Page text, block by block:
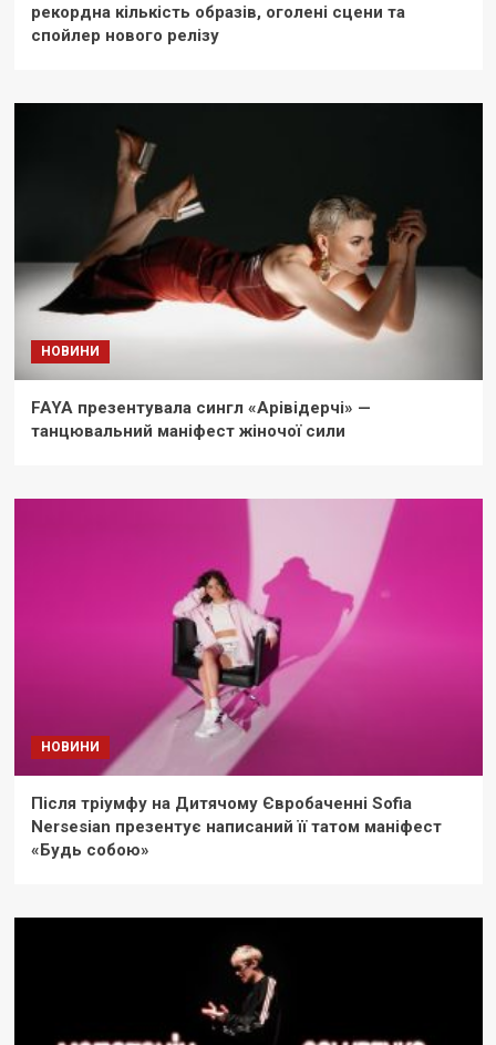
рекордна кількість образів, оголені сцени та
спойлер нового релізу
НОВИНИ
FAYA презентувала сингл «Арівідерчі» —
танцювальний маніфест жіночої сили
НОВИНИ
Після тріумфу на Дитячому Євробаченні Sofia
Nersesian презентує написаний її татом маніфест
«Будь собою»